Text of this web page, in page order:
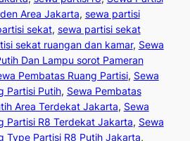
Area Jakarta, sewa partisi
sekat, sewa partisi sekat
sekat ruangan dan kamar, Sewa
Dan Lampu sorot Pameran
Pembatas Ruang Partisi, Sewa
Partisi Putih, Sewa Pembatas
Area Terdekat Jakarta, Sewa
Partisi R8 Terdekat Jakarta, Sewa
Type Partisi R8 Putih Jakarta